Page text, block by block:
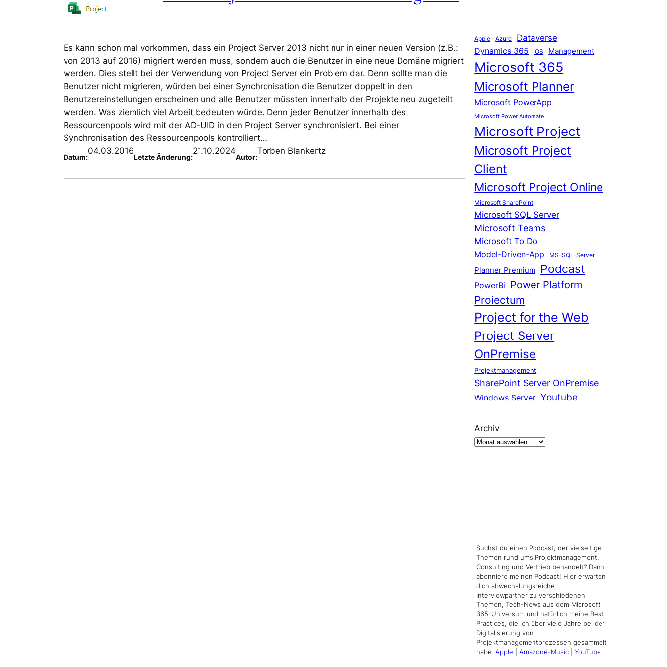
Es kann schon mal vorkommen, dass ein Project Server 2013 nicht nur in einer neuen Version (z.B.:
von 2013 auf 2016) migriert werden muss, sondern auch die Benutzer in eine neue Domäne migriert
werden. Dies stellt bei der Verwendung von Project Server ein Problem dar. Denn sollte man die
Benutzer nicht migrieren, würden bei einer Synchronisation die Benutzer doppelt in den
Benutzereinstellungen erscheinen und alle Benutzer müssten innerhalb der Projekte neu zugeteilt
werden. Was ziemlich viel Arbeit bedeuten würde. Denn jeder Benutzer innerhalb des
Ressourcenpools wird mit der AD-UID in den Project Server synchronisiert. Bei einer
Synchronisation des Ressourcenpools kontrolliert…
Datum:
04.03.2016
Letzte Änderung:
21.10.2024
Autor:
Torben Blankertz
Apple Azure Dataverse
Dynamics 365 iOS Management
Microsoft 365
Microsoft Planner
Microsoft PowerApp
Microsoft Power Automate
Microsoft Project
Microsoft Project
Client
Microsoft Project Online
Microsoft SharePoint
Microsoft SQL Server
Microsoft Teams
Microsoft To Do
Model-Driven-App MS-SQL-Server
Planner Premium Podcast
PowerBi Power Platform
Proiectum
Project for the Web
Project Server
OnPremise
Projektmanagement
SharePoint Server OnPremise
Windows Server Youtube
Archiv
Suchst du einen Podcast, der vielseitige
Themen rund ums Projektmanagement,
Consulting und Vertrieb behandelt? Dann
abonniere meinen Podcast! Hier erwarten
dich abwechslungsreiche
Interviewpartner zu verschiedenen
Themen, Tech-News aus dem Microsoft
365-Universum und natürlich meine Best
Practices, die ich über viele Jahre bei der
Digitalisierung von
Projektmanagementprozessen gesammelt
habe. Apple Amazone-Music YouTube